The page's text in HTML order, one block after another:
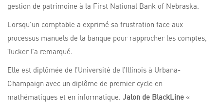
gestion de patrimoine à la First National Bank of Nebraska.
Lorsqu’un comptable a exprimé sa frustration face aux
processus manuels de la banque pour rapprocher les comptes,
Tucker l’a remarqué.
Elle est diplômée de l’Université de l’Illinois à Urbana-
Champaign avec un diplôme de premier cycle en
mathématiques et en informatique. Jalon de BlackLine «